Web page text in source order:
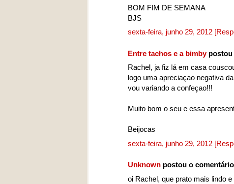
BOM FIM DE SEMANA
BJS
sexta-feira, junho 29, 2012
Entre tachos e a bimbypostou
Rachel, ja fiz lá em casa
logo uma apreciaçao negativa
vou variando a confeçao!!!
Muito bom o seu e essa
Beijocas
sexta-feira, junho 29, 2012
Unknown postou o
oi Rachel, que prato mais lindo